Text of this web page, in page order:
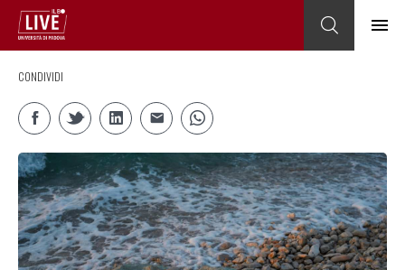
CONDIVIDI